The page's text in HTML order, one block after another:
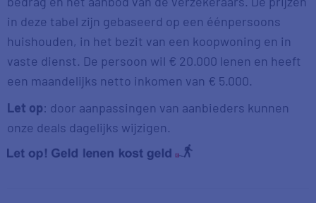
in deze tabel zijn gebaseerd op een éénpersoons
huishouden, in het bezit van een koopwoning en in
vaste dienst. De persoon wil € 20.000 lenen en heeft
een maandelijks netto inkomen van € 5.000.
Let op: door aanpassingen van aanbieders kunnen
onze deals dagelijks wijzigen.